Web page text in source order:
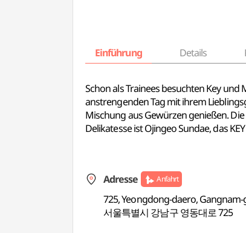
Einführung Details
Schon als Trainees besuchten Key
anstrengenden Tag mit ihrem
Mischung aus Gewürzen genießen.
Delikatesse ist Ojingeo Sundae, das
Adresse Anfahrt
725, Yeongdong-daero, Gangnam-
서울특별시 강남구 영동대로 725